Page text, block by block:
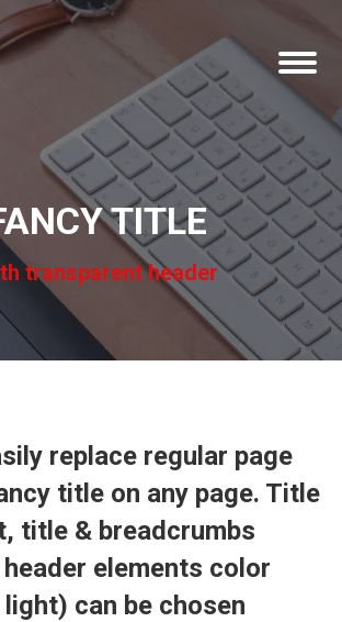
TITLE
transparent header
replace regular page
title on any page. Title
title & breadcrumbs
elements color
can be chosen